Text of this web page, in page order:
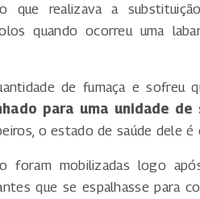
que realizava a
quando ocorreu uma
de fumaça e sofreu
para uma unidade de
o estado de saúde dele é
foram mobilizadas logo
que se espalhasse para